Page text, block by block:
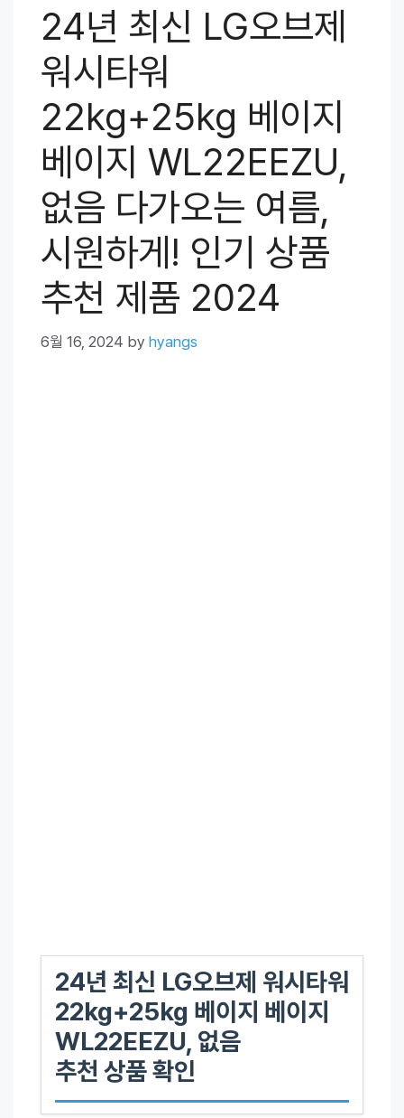
24년 최신 LG오브제
워시타워
22kg+25kg 베이지
베이지 WL22EEZU,
없음 다가오는 여름,
시원하게! 인기 상품
추천 제품 2024
6월 16, 2024 by hyangs
24년 최신 LG오브제 워시타워
22kg+25kg 베이지 베이지
WL22EEZU, 없음
추천 상품 확인